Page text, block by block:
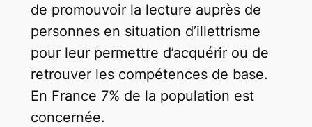
de promouvoir la lecture auprès de
personnes en situation d’illettrisme
pour leur permettre d’acquérir ou de
retrouver les compétences de base.
En France 7% de la population est
concernée.